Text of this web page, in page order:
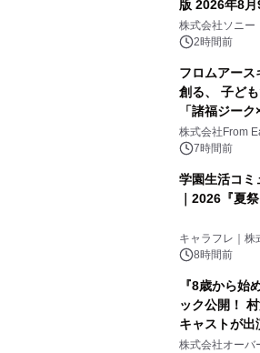
版 2026年8
開始
株式会社ソニー
ンズ2時間前
フロムアー
創る、 子ど
「諸福ジー
(日)開催
株式会社From
7時間前
学園生活コミ
｜2026『夏
キャラフレ｜株
デザインズ
8時間前
『8歳から始
ック公開！
キャストが出
株式会社オーバ